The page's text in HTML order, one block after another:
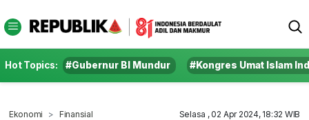
Hot Topics: #Gubernur BI Mundur #Kongres Umat Islam
Ekonomi Finansial Selasa , 02 Apr 2024, 18:32 WIB